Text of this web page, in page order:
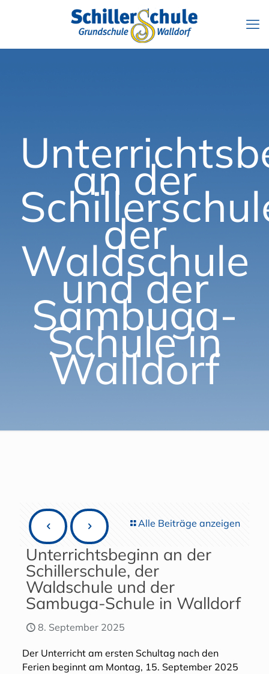
an der
der
Waldschule
und der
Sambuga-
Schule in
Walldorf
Alle Beiträge anzeigen
Unterrichtsbeginn an der
Schillerschule, der
Waldschule und der
Sambuga-Schule in Walldorf
8. September 2025
Der Unterricht am ersten Schultag nach den
Ferien beginnt am Montag, 15. September 2025